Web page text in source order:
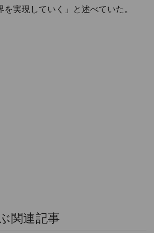
実現していく」と述べていた。
関連記事